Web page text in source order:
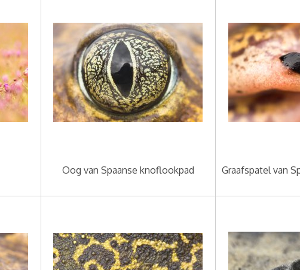
Oog van Spaanse knoflookpad Graafspatel van